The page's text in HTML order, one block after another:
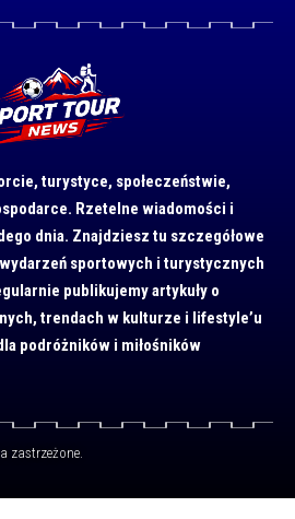
turystyce, społeczeństwie,
Rzetelne wiadomości i
dnia. Znajdziesz tu szczegółowe
sportowych i turystycznych
publikujemy artykuły o
trendach w kulturze i lifestyle’u
podróżników i miłośników
zastrzeżone.